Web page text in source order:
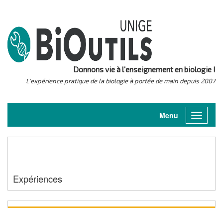
Donnons vie à l'enseignement en biologie !
L'expérience pratique de la biologie à portée de main depuis 2007
Toggle
Menu
Expériences